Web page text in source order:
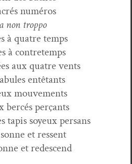
numéros
non troppo
à qua­tre temps
à contretemps
aux qua­tre vents
entêtants
mouvements
bercés perçants
tapis soyeux persans
et ressent
et redescend